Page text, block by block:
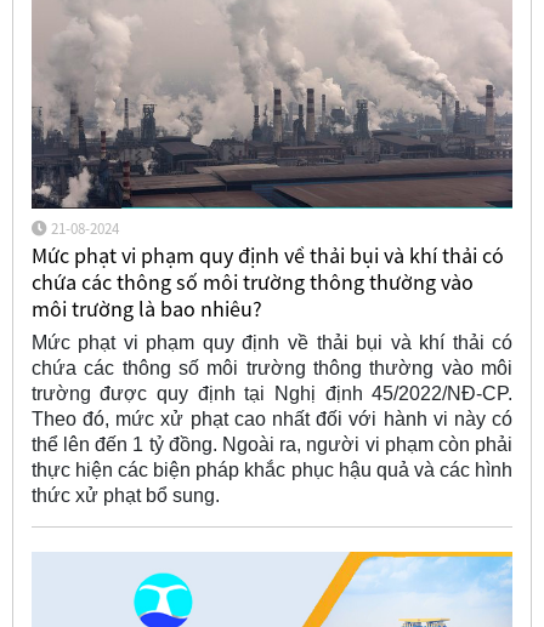
21-08-2024
Mức phạt vi phạm quy định về thải bụi và khí thải có
chứa các thông số môi trường thông thường vào
môi trường là bao nhiêu?
Mức phạt vi phạm quy định về thải bụi và khí thải có
chứa các thông số môi trường thông thường vào môi
trường được quy định tại Nghị định 45/2022/NĐ-CP.
Theo đó, mức xử phạt cao nhất đối với hành vi này có
thể lên đến 1 tỷ đồng. Ngoài ra, người vi phạm còn phải
thực hiện các biện pháp khắc phục hậu quả và các hình
thức xử phạt bổ sung.